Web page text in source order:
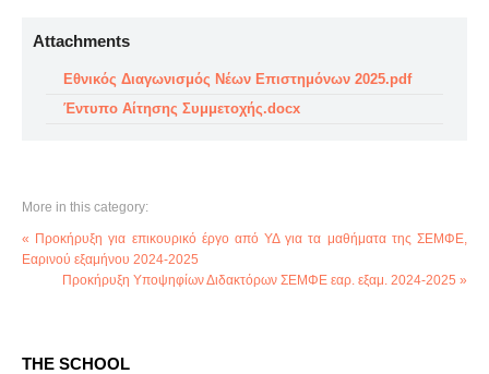
Attachments
Εθνικός Διαγωνισμός Νέων Επιστημόνων 2025.pdf
Έντυπο Αίτησης Συμμετοχής.docx
More in this category:
« Προκήρυξη για επικουρικό έργο από ΥΔ για τα μαθήματα της ΣΕΜΦΕ,
Εαρινού εξαμήνου 2024-2025
Προκήρυξη Υποψηφίων Διδακτόρων ΣΕΜΦΕ εαρ. εξαμ. 2024-2025 »
THE SCHOOL